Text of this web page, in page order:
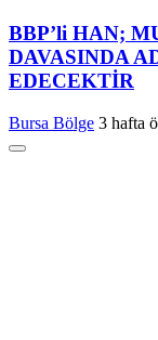
BBP’li HAN;
DAVASINDA
EDECEKTİR
Bursa Bölge 3 hafta